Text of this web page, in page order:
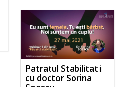
Patratul Stabilitatii
cu doctor Sorina